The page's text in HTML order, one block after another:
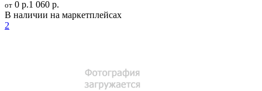
от 0 р.1 060 р.
В наличии на маркетплейсах
2